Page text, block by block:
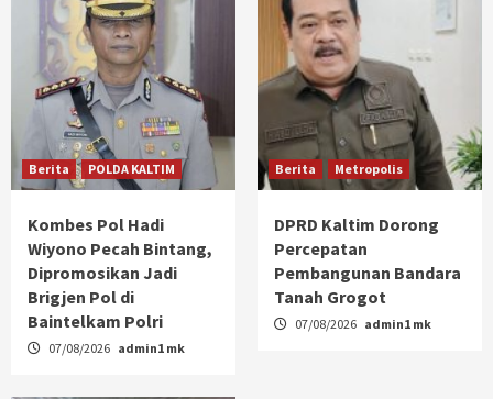
Berita POLDA KALTIM
Kombes Pol Hadi
Wiyono Pecah Bintang,
Dipromosikan Jadi
Brigjen Pol di
Baintelkam Polri
07/08/2026 admin1 mk
Berita Metropolis
DPRD Kaltim Dorong
Percepatan
Pembangunan Bandara
Tanah Grogot
07/08/2026 admin1 mk